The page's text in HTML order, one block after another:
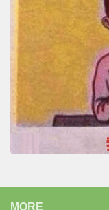
MORE